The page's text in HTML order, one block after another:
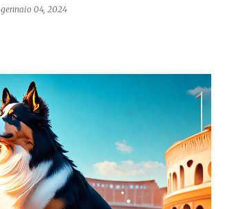
gennaio 04, 2024